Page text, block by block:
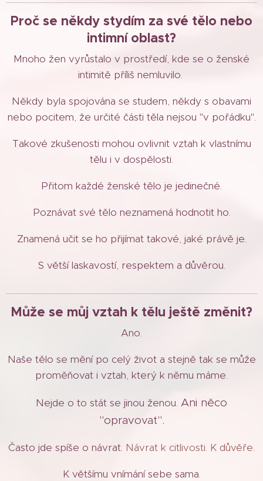
Proč se někdy stydím za své tělo nebo
intimní oblast?
Mnoho žen vyrůstalo v prostředí, kde se o ženské
intimitě příliš nemluvilo.
Někdy byla spojována se studem, někdy s obavami
nebo pocitem, že určité části těla nejsou "v pořádku".
Takové zkušenosti mohou ovlivnit vztah k vlastnímu
tělu i v dospělosti.
Přitom každé ženské tělo je jedinečné.
Poznávat své tělo neznamená hodnotit ho.
Znamená učit se ho přijímat takové, jaké právě je.
S větší laskavostí, respektem a důvěrou.
Může se můj vztah k tělu ještě změnit?
Ano.
Naše tělo se mění po celý život a stejně tak se může
proměňovat i vztah, který k němu máme.
Nejde o to stát se jinou ženou. Ani něco
"opravovat".
Často jde spíše o návrat. Návrat k citlivosti. K důvěře.
K většímu vnímání sebe sama.